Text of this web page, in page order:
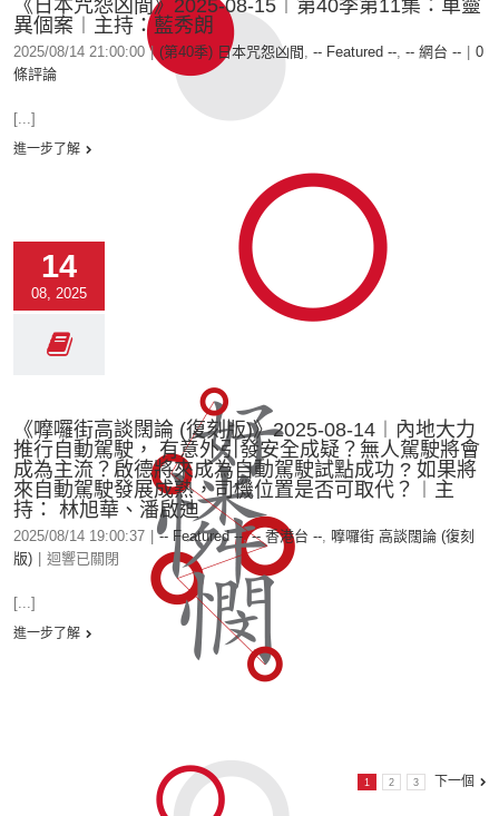
《日本咒怨凶間》2025-08-15︱第40季第11集：車靈
異個案︱主持：藍秀朗
2025/08/14 21:00:00 | (第40季) 日本咒怨凶間 , -- Featured --, -- 網台 --
0
條評論
[...]
進一步了解
14
08, 2025
《嚤囉街高談闊論 (復刻版)》2025-08-14︱內地大力
推行自動駕駛， 有意外引發安全成疑？無人駕駛將會
成為主流？啟德將來成為自動駕駛試點成功 ? 如果將
來自動駕駛發展成熟，司機位置是否可取代？︱主
持： 林旭華、潘啟迪
2025/08/14 19:00:37 -- Featured --,-- 香港台 --, 嚤囉街 高談闊論 (復刻
版)
迴響已關閉
[...]
進一步了解
1 2 3 下一個